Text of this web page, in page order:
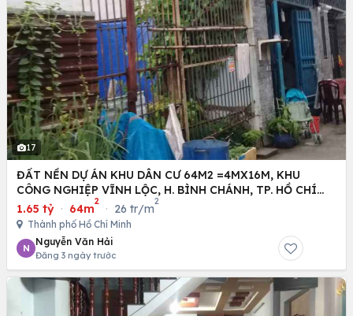
17
ĐẤT NỀN DỰ ÁN KHU DÂN CƯ 64M2 =4MX16M, KHU
CÔNG NGHIỆP VĨNH LỘC, H. BÌNH CHÁNH, TP. HỒ CHÍ
MINH
1.65 tỷ · 64m
2
· 26 tr/m
2
Thành phố Hồ Chí Minh
N
Nguyễn Văn Hải
Đăng 3 ngày trước